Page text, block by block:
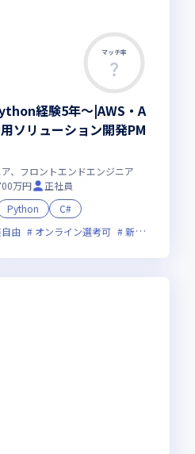
マッチ率
経験5年～|AWS・A
ソリューション開発PM
、フロントエンドエンジニア
万円
正社員
Python
C#
由 オンライン選考可 新規立ち上げ